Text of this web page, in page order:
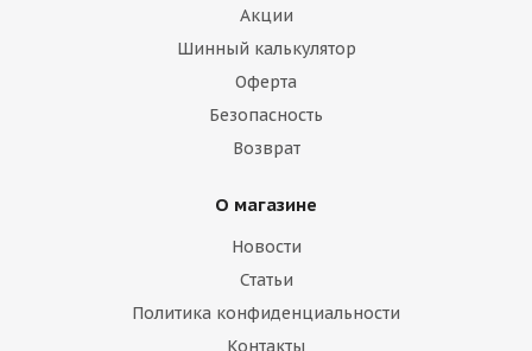
Акции
Шинный калькулятор
Оферта
Безопасность
Возврат
О магазине
Новости
Статьи
Политика конфиденциальности
Контакты